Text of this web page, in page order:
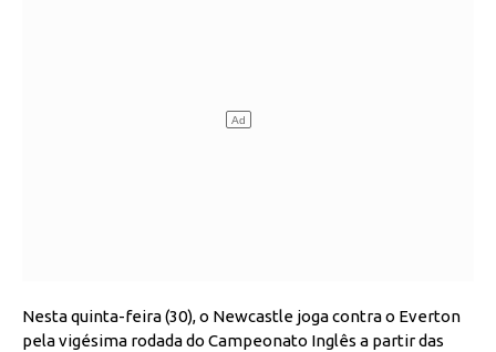
Nesta quinta-feira (30), o Newcastle joga contra o Everton
pela vigésima rodada do Campeonato Inglês a partir das